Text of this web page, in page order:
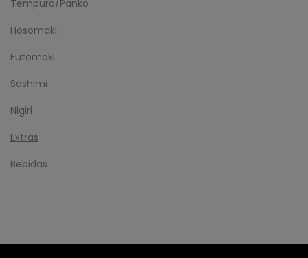
Tempura/Panko
Hosomaki
Futomaki
Sashimi
Nigiri
Extras
Bebidas